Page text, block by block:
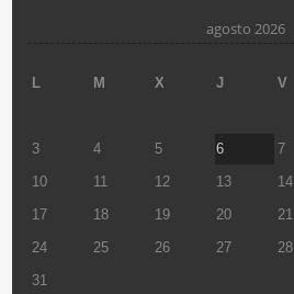
agosto 2026
L M X J V
3
4 5 6 7
10
11 12 13 14
17
18 19 20 21
24
25 26 27 28
31